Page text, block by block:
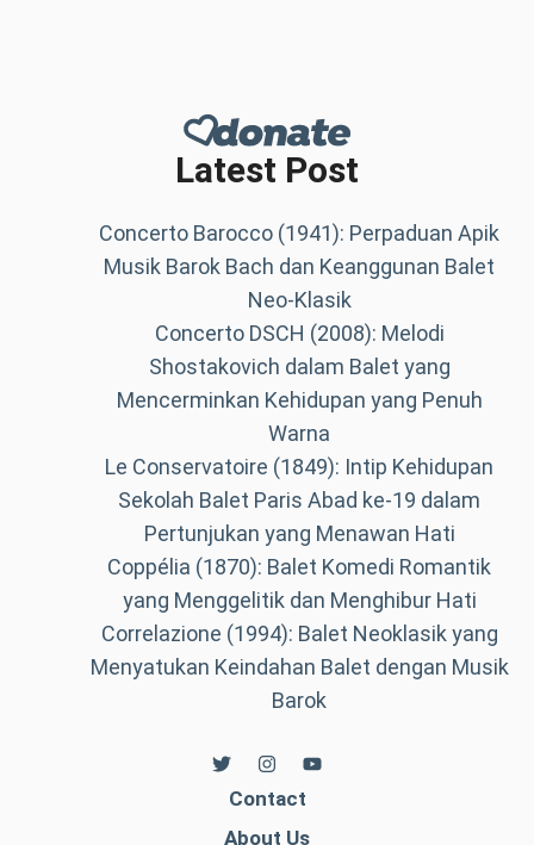
Latest Post
Concerto Barocco (1941): Perpaduan Apik
Musik Barok Bach dan Keanggunan Balet
Neo-Klasik
Concerto DSCH (2008): Melodi
Shostakovich dalam Balet yang
Mencerminkan Kehidupan yang Penuh
Warna
Le Conservatoire (1849): Intip Kehidupan
Sekolah Balet Paris Abad ke-19 dalam
Pertunjukan yang Menawan Hati
Coppélia (1870): Balet Komedi Romantik
yang Menggelitik dan Menghibur Hati
Correlazione (1994): Balet Neoklasik yang
Menyatukan Keindahan Balet dengan Musik
Barok
Contact
About Us